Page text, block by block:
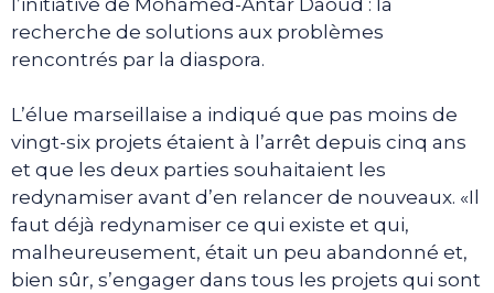
recherche de solutions aux problèmes
rencontrés par la diaspora.
L’élue marseillaise a indiqué que pas moins de
vingt-six projets étaient à l’arrêt depuis cinq ans
et que les deux parties souhaitaient les
redynamiser avant d’en relancer de nouveaux. «Il
faut déjà redynamiser ce qui existe et qui,
malheureusement, était un peu abandonné et,
bien sûr, s’engager dans tous les projets qui sont